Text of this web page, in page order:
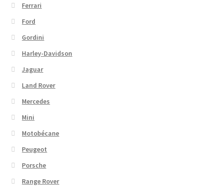
Ferrari
Ford
Gordini
Harley-Davidson
Jaguar
Land Rover
Mercedes
Mini
Motobécane
Peugeot
Porsche
Range Rover